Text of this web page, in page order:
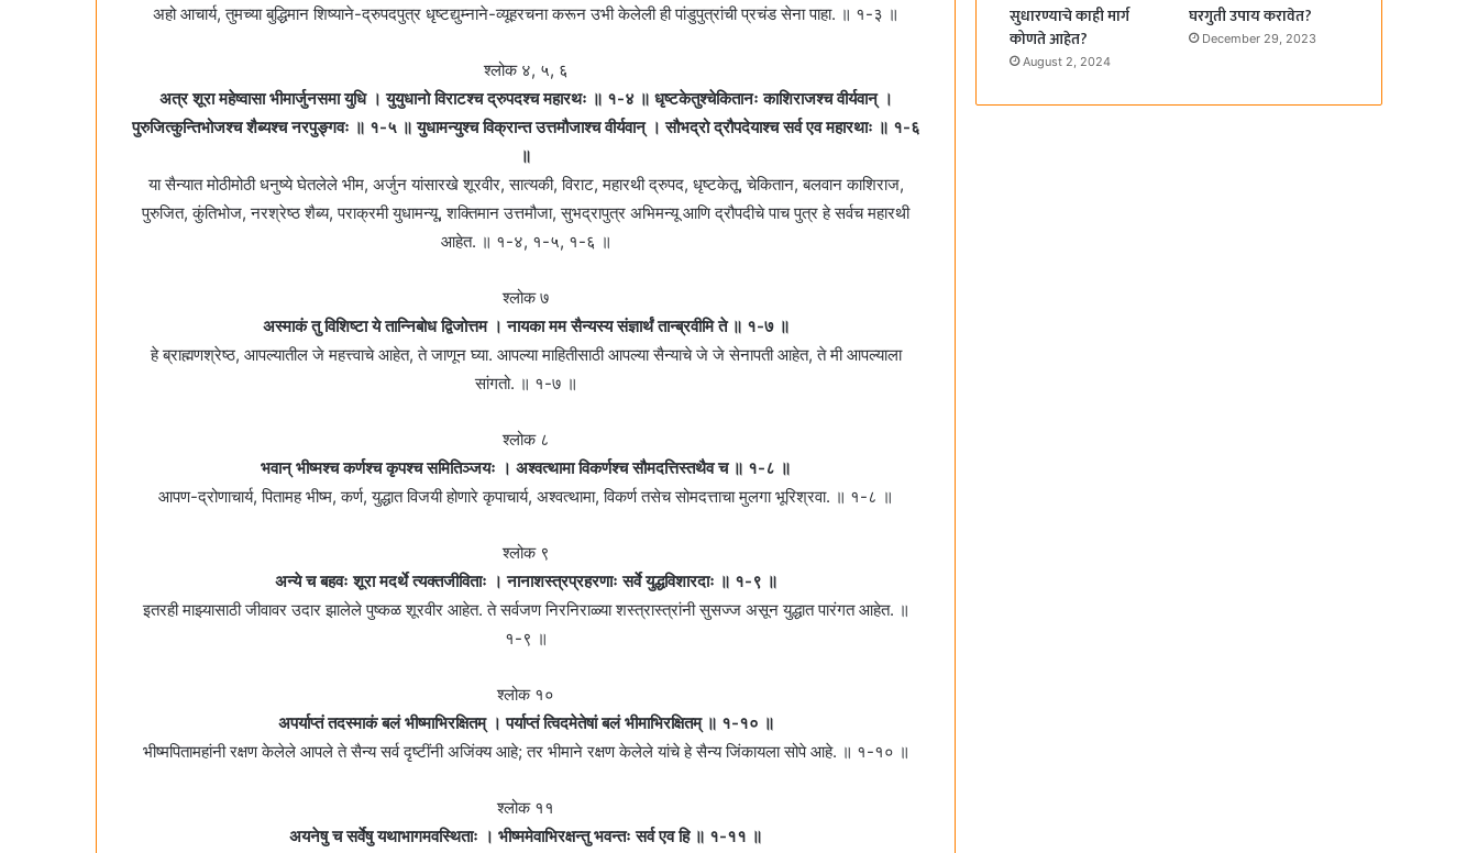
अहो आचार्य, तुमच्या बुद्धिमान शिष्याने-द्रुपदपुत्र धृष्टद्युम्नाने-व्यूहरचना करून उभी केलेली ही पांडुपुत्रांची प्रचंड सेना पाहा. ॥ १-३ ॥
श्लोक ४, ५, ६
अत्र शूरा महेष्वासा भीमार्जुनसमा युधि । युयुधानो विराटश्च द्रुपदश्च महारथः ॥ १-४ ॥ धृष्टकेतुश्‍चेकितानः काशिराजश्च वीर्यवान्‌ ।
पुरुजित्कुन्तिभोजश्च शैब्यश्च नरपुङ्गवः ॥ १-५ ॥ युधामन्युश्च विक्रान्त उत्तमौजाश्च वीर्यवान्‌ । सौभद्रो द्रौपदेयाश्च सर्व एव महारथाः ॥ १-६
॥
या सैन्यात मोठीमोठी धनुष्ये घेतलेले भीम, अर्जुन यांसारखे शूरवीर, सात्यकी, विराट, महारथी द्रुपद, धृष्टकेतू, चेकितान, बलवान काशिराज,
पुरुजित, कुंतिभोज, नरश्रेष्ठ शैब्य, पराक्रमी युधामन्यू, शक्तिमान उत्तमौजा, सुभद्रापुत्र अभिमन्यू आणि द्रौपदीचे पाच पुत्र हे सर्वच महारथी
आहेत. ॥ १-४, १-५, १-६ ॥
श्लोक ७
अस्माकं तु विशिष्टा ये तान्निबोध द्विजोत्तम । नायका मम सैन्यस्य संज्ञार्थं तान्ब्रवीमि ते ॥ १-७ ॥
हे ब्राह्मणश्रेष्ठ, आपल्यातील जे महत्त्वाचे आहेत, ते जाणून घ्या. आपल्या माहितीसाठी आपल्या सैन्याचे जे जे सेनापती आहेत, ते मी आपल्याला
सांगतो. ॥ १-७ ॥
श्लोक ८
भवान्‌ भीष्मश्च कर्णश्च कृपश्च समितिञ्जयः । अश्वत्थामा विकर्णश्च सौमदत्तिस्तथैव च ॥ १-८ ॥
आपण-द्रोणाचार्य, पितामह भीष्म, कर्ण, युद्धात विजयी होणारे कृपाचार्य, अश्वत्थामा, विकर्ण तसेच सोमदत्ताचा मुलगा भूरिश्रवा. ॥ १-८ ॥
श्लोक ९
अन्ये च बहवः शूरा मदर्थे त्यक्तजीविताः । नानाशस्त्रप्रहरणाः सर्वे युद्धविशारदाः ॥ १-९ ॥
इतरही माझ्यासाठी जीवावर उदार झालेले पुष्कळ शूरवीर आहेत. ते सर्वजण निरनिराळ्या शस्त्रास्त्रांनी सुसज्ज असून युद्धात पारंगत आहेत. ॥
१-९ ॥
श्लोक १०
अपर्याप्तं तदस्माकं बलं भीष्माभिरक्षितम्‌ । पर्याप्तं त्विदमेतेषां बलं भीमाभिरक्षितम्‌ ॥ १-१० ॥
भीष्मपितामहांनी रक्षण केलेले आपले ते सैन्य सर्व दृष्टींनी अजिंक्य आहे; तर भीमाने रक्षण केलेले यांचे हे सैन्य जिंकायला सोपे आहे. ॥ १-१० ॥
श्लोक ११
अयनेषु च सर्वेषु यथाभागमवस्थिताः । भीष्ममेवाभिरक्षन्तु भवन्तः सर्व एव हि ॥ १-११ ॥
सुधारण्याचे काही मार्ग
कोणते आहेत?
August 2, 2024
घरगुती उपाय करावेत?
December 29, 2023